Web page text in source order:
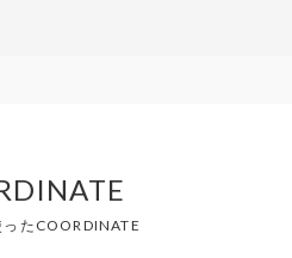
ったCOORDINATE